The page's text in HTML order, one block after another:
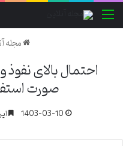
منو
مجله
احتمال بالای
صورت
1403-03-10